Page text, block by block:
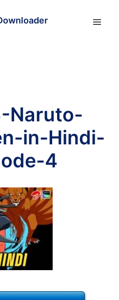
Naruto-
in-Hindi-
4